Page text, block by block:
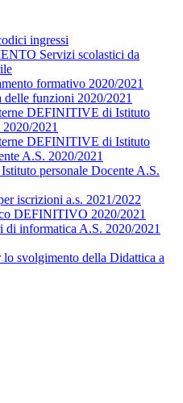
ingressi
Servizi scolastici da
formativo 2020/2021
delle funzioni 2020/2021
DEFINITIVE di Istituto
2021
DEFINITIVE di Istituto
A.S. 2020/2021
personale Docente A.S.
iscrizioni a.s. 2021/2022
DEFINITIVO 2020/2021
di informatica A.S. 2020/2021
svolgimento della Didattica a